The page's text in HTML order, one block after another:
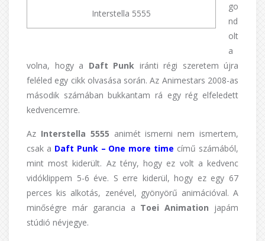
Interstella 5555
go
nd
olt
a
volna, hogy a Daft Punk iránti régi szeretem újra
feléled egy cikk olvasása során. Az Animestars 2008-as
második számában bukkantam rá egy rég elfeledett
kedvencemre.
Az Interstella 5555 animét ismerni nem ismertem,
csak a Daft Punk – One more time című számából,
mint most kiderült. Az tény, hogy ez volt a kedvenc
vidóklippem 5-6 éve. S erre kiderül, hogy ez egy 67
perces kis alkotás, zenével, gyönyörű animációval. A
minőségre már garancia a Toei Animation japám
stúdió névjegye.